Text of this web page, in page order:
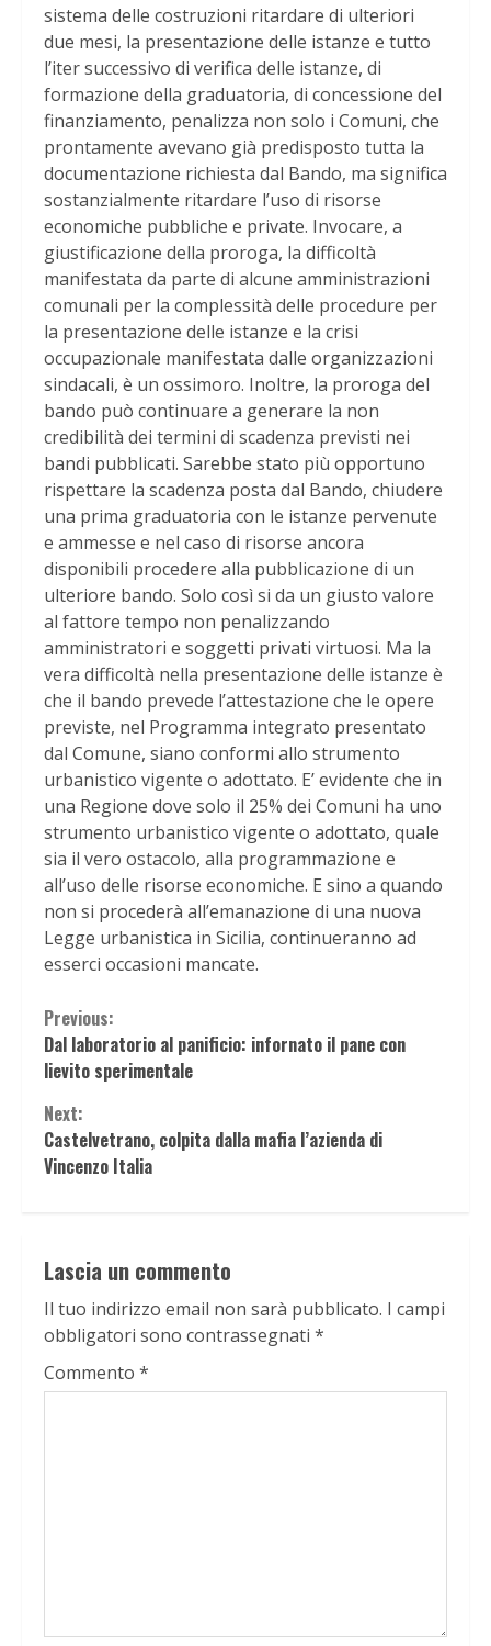
sistema delle costruzioni ritardare di ulteriori
due mesi, la presentazione delle istanze e tutto
l’iter successivo di verifica delle istanze, di
formazione della graduatoria, di concessione del
finanziamento, penalizza non solo i Comuni, che
prontamente avevano già predisposto tutta la
documentazione richiesta dal Bando, ma significa
sostanzialmente ritardare l’uso di risorse
economiche pubbliche e private. Invocare, a
giustificazione della proroga, la difficoltà
manifestata da parte di alcune amministrazioni
comunali per la complessità delle procedure per
la presentazione delle istanze e la crisi
occupazionale manifestata dalle organizzazioni
sindacali, è un ossimoro. Inoltre, la proroga del
bando può continuare a generare la non
credibilità dei termini di scadenza previsti nei
bandi pubblicati. Sarebbe stato più opportuno
rispettare la scadenza posta dal Bando, chiudere
una prima graduatoria con le istanze pervenute
e ammesse e nel caso di risorse ancora
disponibili procedere alla pubblicazione di un
ulteriore bando. Solo così si da un giusto valore
al fattore tempo non penalizzando
amministratori e soggetti privati virtuosi. Ma la
vera difficoltà nella presentazione delle istanze è
che il bando prevede l’attestazione che le opere
previste, nel Programma integrato presentato
dal Comune, siano conformi allo strumento
urbanistico vigente o adottato. E’ evidente che in
una Regione dove solo il 25% dei Comuni ha uno
strumento urbanistico vigente o adottato, quale
sia il vero ostacolo, alla programmazione e
all’uso delle risorse economiche. E sino a quando
non si procederà all’emanazione di una nuova
Legge urbanistica in Sicilia, continueranno ad
esserci occasioni mancate.
Continue
Reading
Previous:
Dal laboratorio al panificio: infornato il pane con
lievito sperimentale
Next:
Castelvetrano, colpita dalla mafia l’azienda di
Vincenzo Italia
Lascia un commento
Il tuo indirizzo email non sarà pubblicato. I campi
obbligatori sono contrassegnati *
Commento *